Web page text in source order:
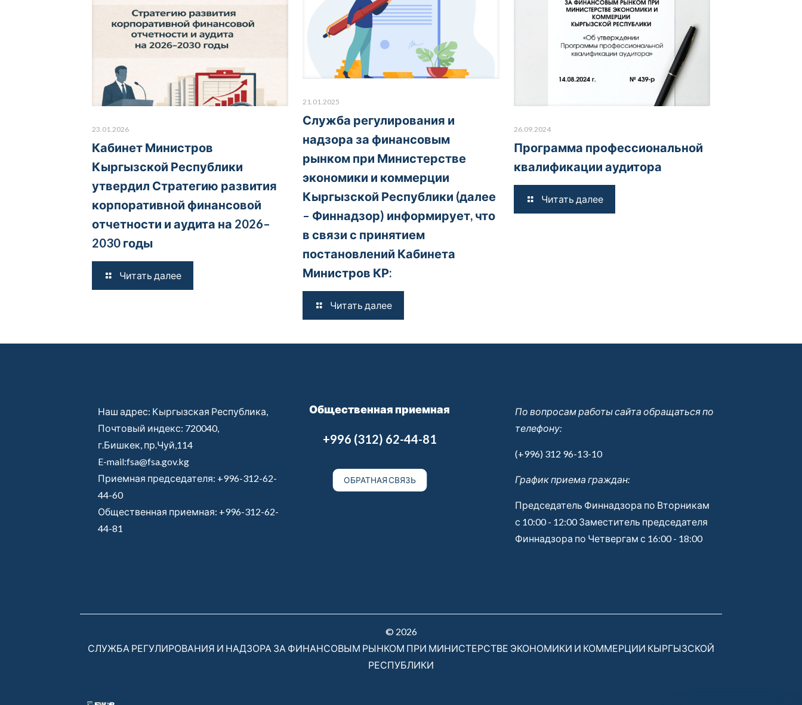
23.01.2026
Кабинет Министров
Кыргызской Республики
утвердил Стратегию развития
корпоративной финансовой
отчетности и аудита на 2026–
2030 годы
Читать далее
21.01.2025
Служба регулирования и
надзора за финансовым
рынком при Министерстве
экономики и коммерции
Кыргызской Республики (далее
– Финнадзор) информирует, что
в связи с принятием
постановлений Кабинета
Министров КР:
Читать далее
26.09.2024
Программа профессиональной
квалификации аудитора
Читать далее
Наш адрес: Кыргызская Республика,
Почтовый индекс: 720040,
г.Бишкек, пр.Чуй,114
E-mail:fsa@fsa.gov.kg
Приемная председателя: +996-312-62-
44-60
Общественная приемная: +996-312-62-
44-81
Общественная приемная
+996 (312) 62-44-81
ОБРАТНАЯ СВЯЗЬ
По вопросам работы сайта обращаться по
телефону:
(+996) 312 96-13-10
График приема граждан:
Председатель Финнадзора по Вторникам
с 10:00 - 12:00 Заместитель председателя
Финнадзора по Четвергам с 16:00 - 18:00
© 2026
СЛУЖБА РЕГУЛИРОВАНИЯ И НАДЗОРА ЗА ФИНАНСОВЫМ РЫНКОМ ПРИ МИНИСТЕРСТВЕ ЭКОНОМИКИ И КОММЕРЦИИ КЫРГЫЗСКОЙ
РЕСПУБЛИКИ